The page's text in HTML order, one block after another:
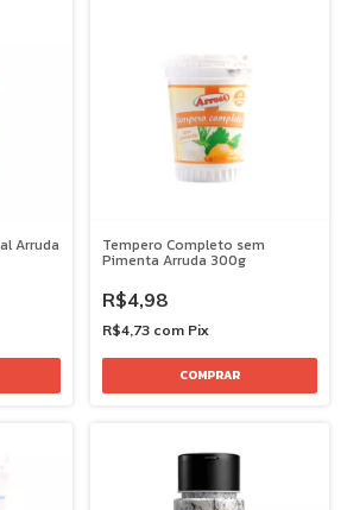
Arruda Tempero Completo sem
Pimenta Arruda 300g
R$4,98
R$4,73 com Pix